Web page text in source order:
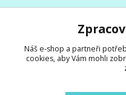
+420 705 976 386
Náš e-shop a partneři
cookies, aby Vám mohli